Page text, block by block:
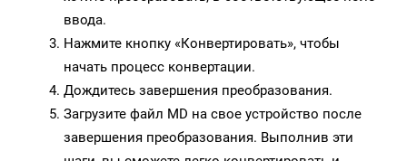
ввода.
Нажмите кнопку «Конвертировать», чтобы
начать процесс конвертации.
Дождитесь завершения преобразования.
Загрузите файл MD на свое устройство после
завершения преобразования. Выполнив эти